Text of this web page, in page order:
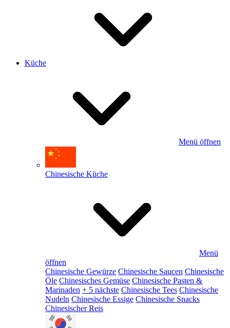
Küche
Menü öffnen
Chinesische Küche
Menü
öffnen
Chinesische Gewürze Chinesische Saucen Chinesische
Öle Chinesisches Gemüse Chinesische Pasten &
Marinaden + 5 nächste Chinesische Tees Chinesische
Nudeln Chinesische Essige Chinesische Snacks
Chinesischer Reis